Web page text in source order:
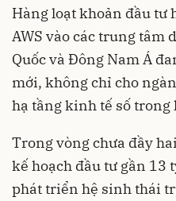
Hàng loạt khoản đầu tư
AWS vào các trung tâm
Quốc và Đông Nam Á
mới, không chỉ cho
hạ tầng kinh tế số trong
Trong vòng chưa đầy
kế hoạch đầu tư gần 13
phát triển hệ sinh thái